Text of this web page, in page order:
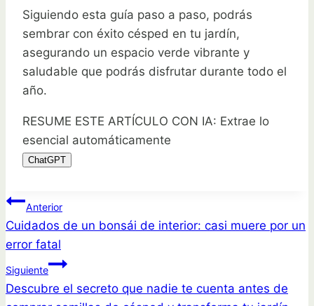
Siguiendo esta guía paso a paso, podrás
sembrar con éxito césped en tu jardín,
asegurando un espacio verde vibrante y
saludable que podrás disfrutar durante todo el
año.
RESUME ESTE ARTÍCULO CON IA: Extrae lo
esencial automáticamente
ChatGPT
Navegación
de
entradas
Anterior
Cuidados de un bonsái de interior: casi muere por un
error fatal
Siguiente
Descubre el secreto que nadie te cuenta antes de